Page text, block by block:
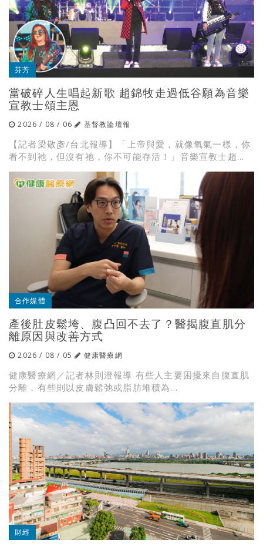
芬芳
當破碎人生唱起新歌 趙錦牧走過低谷願為音樂
宣教士頌主恩
2026 / 08 / 06 基督教論壇報
【記者梁敬彥/台北報導】「上帝與愛，就像氧氣一樣，你
看不到祂，但沒有祂，你不可能存活！」音樂宣教士趙...
合作媒體
產後肚皮鬆垮、腹凸回不去了？醫揭腹直肌分
離原因與改善方式
2026 / 08 / 05 健康醫療網
健康醫療網／記者林則澄報導 有些人主要困擾來自腹直肌
分離，有些則以皮膚鬆弛或脂肪堆積為...
財經